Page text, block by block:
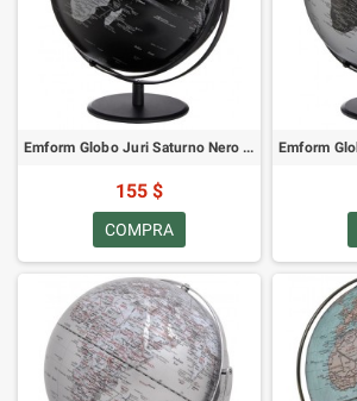
Emform Globo Juri Saturno Nero 30cm
155 $
COMPRA